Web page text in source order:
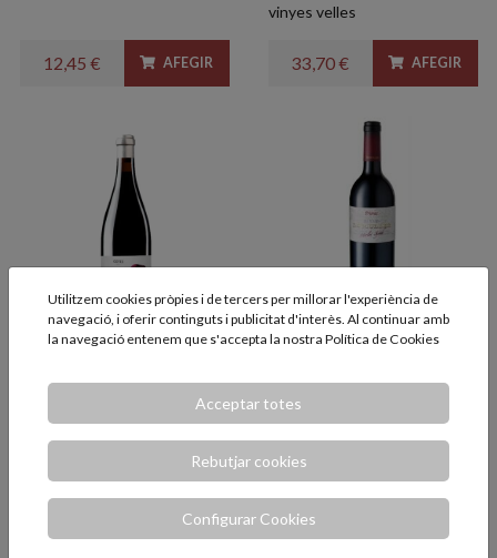
12,45 € AFEGIR
vinyes velles
33,70 € AFEGIR
75cl.
Vi negre del Priorat
AFEGIR
Vi del Priorat amb Merlot
14,95 €
Utilitzem cookies pròpies i de tercers per millorar l'experiència de
navegació, i oferir continguts i publicitat d'interès. Al continuar amb
la navegació entenem que s'accepta la nostra Política de Cookies
Acceptar totes
Rebutjar cookies
Configurar Cookies